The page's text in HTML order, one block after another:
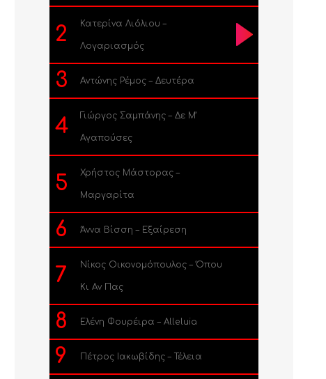
2 Κατερίνα Λιόλιου –
Λογαριασμός
3 Αντώνης Ρέμος – Δευτέρα
4 Γιώργος Σαμπάνης – Δε Μ’
Αγαπούσες
5 Χρήστος Μάστορας –
Μαργαρίτα
6 Άννα Βίσση – Εξαίρεση
7 Νίκος Οικονομόπουλος – Όπου
Κι Αν Πας
8 Ελένη Φουρέιρα – Alleluia
9 Πέτρος Ιακωβίδης – Τέλεια